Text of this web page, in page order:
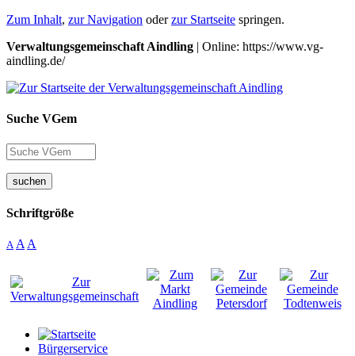
Zum Inhalt, zur Navigation oderzur Startseite springen.
Verwaltungsgemeinschaft Aindling | Online: https://www.vg-
aindling.de/
Suche VGem
suchen
Schriftgröße
A A A
Bürgerservice